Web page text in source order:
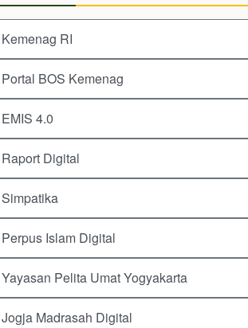
Kemenag RI
Portal BOS Kemenag
EMIS 4.0
Raport Digital
Simpatika
Perpus Islam Digital
Yayasan Pelita Umat Yogyakarta
Jogja Madrasah Digital